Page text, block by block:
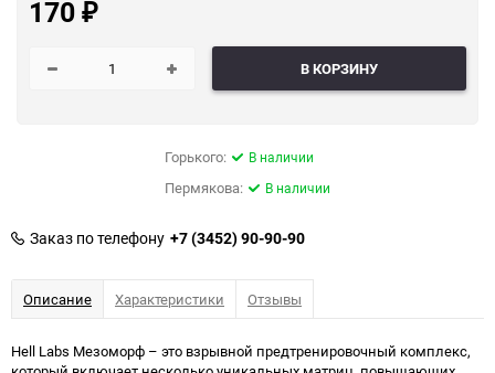
170 ₽
В КОРЗИНУ
Горького: В наличии
Пермякова: В наличии
Заказ по телефону +7 (3452) 90-90-90
Описание Характеристики Отзывы
Hell Labs Мезоморф – это взрывной предтренировочный комплекс,